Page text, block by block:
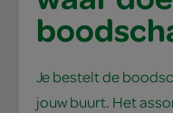
Je bestelt de
jouw buurt. Het